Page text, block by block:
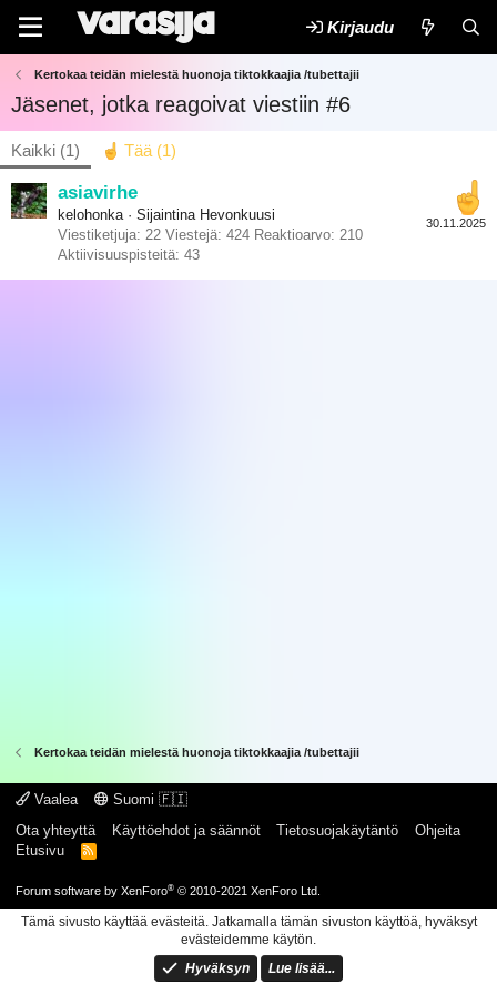
Kirjaudu
Kertokaa teidän mielestä huonoja tiktokkaajia /tubettajii
Jäsenet, jotka reagoivat viestiin #6
Kaikki (1) Tää (1)
30.11.2025
asiavirhe
kelohonka · Sijaintina Hevonkuusi
Viestiketjuja 22 Viestejä 424 Reaktioarvo 210
Aktiivisuuspisteitä 43
Kertokaa teidän mielestä huonoja tiktokkaajia /tubettajii
Vaalea
Suomi 🇫🇮
Ota yhteyttä
Käyttöehdot ja säännöt Tietosuojakäytäntö
Ohjeita
Etusivu
R
Forum software by XenForo® © 2010-2021 XenForo Ltd.
Tämä sivusto käyttää evästeitä. Jatkamalla tämän sivuston käyttöä, hyväksyt
evästeidemme käytön.
Hyväksyn
Lue lisää...